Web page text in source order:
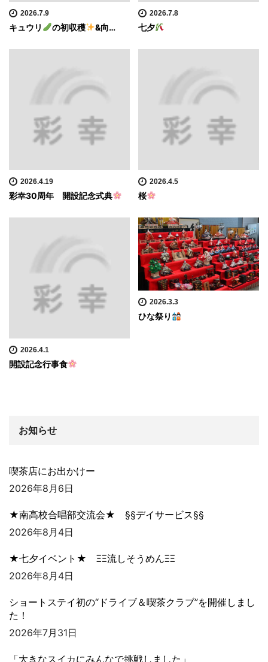
2026.7.9
キュウリ の初収穫 &向…
2026.7.8
七夕
2026.4.19
彩幸30周年 開設記念式典
2026.4.5
桜
2026.4.1
開設記念行事食
2026.3.3
ひな祭り
お知らせ
喫茶店にお出かけー
2026年8月6日
★南高校合唱部交流会★ §§デイサービス§§
2026年8月4日
★七夕イベント★ ΞΞ流しそうめんΞΞ
2026年8月4日
ショートステイ初の“ドライブ＆喫茶クラブ”を開催しまし
た！
2026年7月31日
「大きなスイカにみんなで挑戦しました」